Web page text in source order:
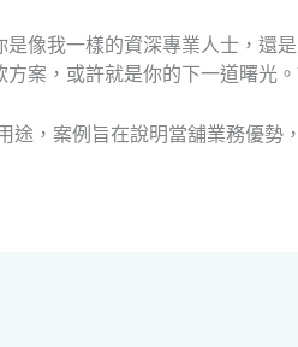
是像我一樣的資深專業人士，還
方案，或許就是你的下一道曙光
途，案例旨在說明當舖業務優勢